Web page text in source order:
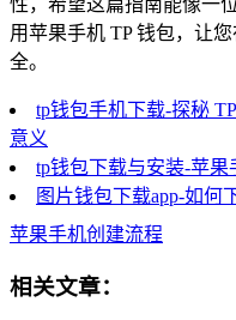
用苹果手机 TP 钱包，让
全。
tp钱包手机下载-探秘
意义
tp钱包下载与安装-苹
图片钱包下载app-如何
苹果手机创建流程
相关文章：